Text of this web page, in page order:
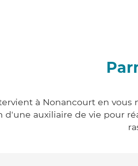
à Nonancourt en
d'une auxiliaire de vie pour